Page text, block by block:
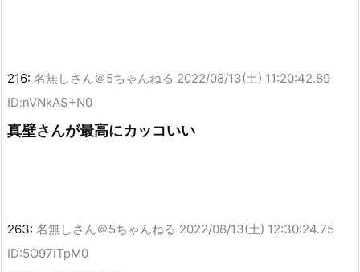
216: 名無しさん＠5ちゃんねる 2022/08/13(土) 11:20:42.89
ID:nVNkAS+N0
真壁さんが最高にカッコいい
263: 名無しさん＠5ちゃんねる 2022/08/13(土) 12:30:24.75
ID:5O97iTpM0